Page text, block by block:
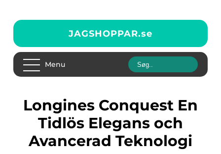
JAGSHOPPAR.se
Menu
Longines Conquest En
Tidlös Elegans och
Avancerad Teknologi